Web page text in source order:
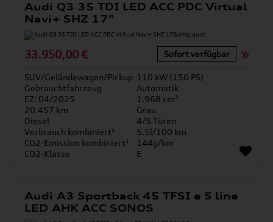
Audi Q3 35 TDI LED ACC PDC Virtual
Navi+ SHZ 17"
33.950,00 € Sofort verfügbar
SUV/Geländewagen/Pickup 110 kW (150 PS)
Gebrauchtfahrzeug
Automatik
EZ: 04/2025
1.968 cm³
20.457 km
Grau
Diesel
4/5 Türen
Verbrauch kombiniert¹
5.5l/100 km
CO2-Emission kombiniert¹
144g/km
CO2-Klasse
E
Audi A3 Sportback 45 TFSI e S line
LED AHK ACC SONOS